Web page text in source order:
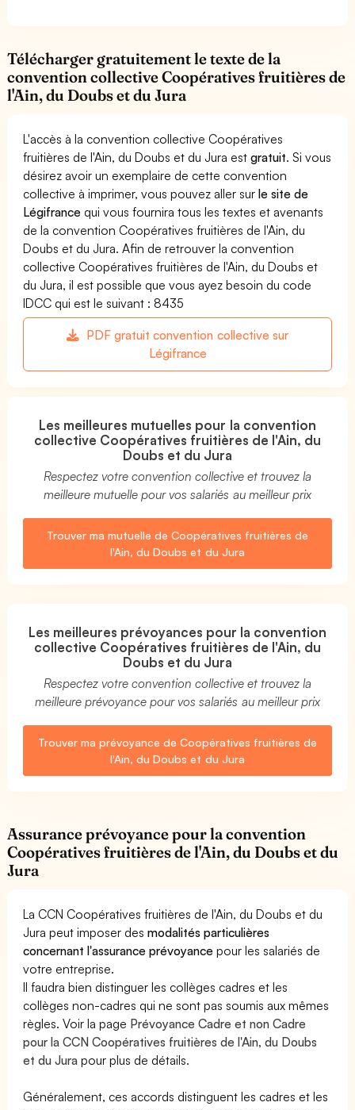
Télécharger gratuitement le texte de la
convention collective Coopératives fruitières de
l'Ain, du Doubs et du Jura
L'accès à la convention collective Coopératives
fruitières de l'Ain, du Doubs et du Jura estgratuit. Si vous
désirez avoir un exemplaire de cette convention
collective à imprimer, vous pouvez aller surle site de
Légifrance qui vous fournira tous les textes et avenants
de la convention Coopératives fruitières de l'Ain, du
Doubs et du Jura. Afin de retrouver la convention
collective Coopératives fruitières de l'Ain, du Doubs et
du Jura, il est possible que vous ayez besoin du code
IDCC qui est le suivant : 8435
PDF gratuit convention collective sur
Légifrance
Les meilleures mutuelles pour la convention
collective Coopératives fruitières de l'Ain, du
Doubs et du Jura
Respectez votre convention collective et trouvez la
meilleure mutuelle pour vos salariés au meilleur prix
Trouver ma mutuelle de Coopératives fruitières de
l'Ain, du Doubs et du Jura
Les meilleures prévoyances pour la convention
collective Coopératives fruitières de l'Ain, du
Doubs et du Jura
Respectez votre convention collective et trouvez la
meilleure prévoyance pour vos salariés au meilleur prix
Trouver ma prévoyance de Coopératives fruitières de
l'Ain, du Doubs et du Jura
Assurance prévoyance pour la convention
Coopératives fruitières de l'Ain, du Doubs et du
Jura
La CCN Coopératives fruitières de l'Ain, du Doubs et du
Jura peut imposer desmodalités particulières
concernant l'assurance prévoyance pour les salariés de
votre entreprise.
Il faudra bien distinguer les collèges cadres et les
collèges non-cadres qui ne sont pas soumis aux mêmes
règles. Voir la page Prévoyance Cadre et non Cadre
pour la CCN Coopératives fruitières de l'Ain, du Doubs
et du Jura pour plus de détails.
Généralement, ces accords distinguent les cadres et les